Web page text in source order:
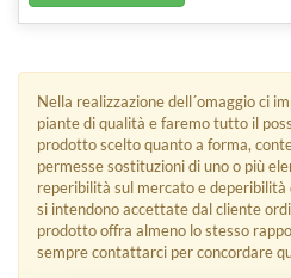
Nella realizzazione dell´omaggio ci
piante di qualità e faremo tutto il
prodotto scelto quanto a forma,
permesse sostituzioni di uno o più
reperibilità sul mercato e
si intendono accettate dal cliente
prodotto offra almeno lo stesso
sempre contattarci per concordare